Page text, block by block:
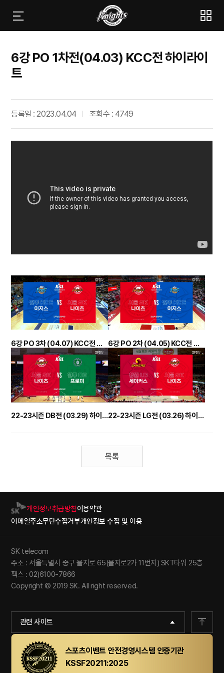
6강 PO 1차전(04.03) KCC전 하이라이
트
등록일 : 2023.04.04 조회수 : 4749
6강 PO 3차 (04.07) KCC전 하이라이트 6강 PO 2차 (04.05) KCC전 하이라이트
22-23시즌 DB전 (03.29) 하이라이트 22-23시즌 LG전 (03.26) 하이라이트
목록
개인정보취급방침이용약관
이메일주소무단수집거부개인정보 수집 및 이용
관련 사이트
SK telecom
주소 : 서울특별시 중구 을지로 65(을지로2가 11번지) SKT타워 25층
팩스 : 02)6100-7866
Copyright © 2019 SK. All right reserved.
스포츠이벤트 안전경영시스템 인증기관
KSSF20211:2025